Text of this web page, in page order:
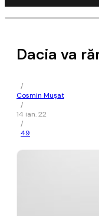
Dacia va
/
Cosmin Mușat
/
14 ian. 22
/
49